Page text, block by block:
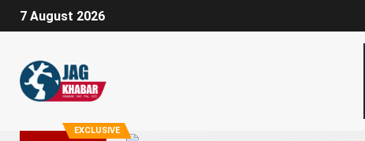
7 August 2026
EXCLUSIVE